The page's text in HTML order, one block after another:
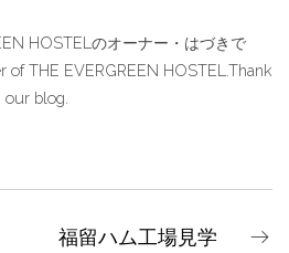
HOSTELのオーナー・はづきで
of THE EVERGREEN HOSTEL.Thank
blog.
福留ハム工場見学